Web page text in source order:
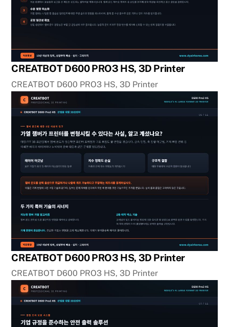
CREATBOT D600 PRO3 HS, 3D Printer
CREATBOT D600 PRO3 HS, 3D Printer
CREATBOT D600 PRO3 HS, 3D Printer
CREATBOT D600 PRO3 HS, 3D Printer